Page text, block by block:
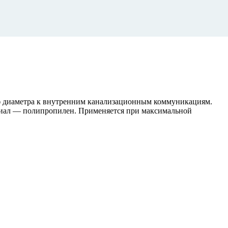
к внутренним канализационным коммуникациям.
— полипропилен. Применяется при максимальной